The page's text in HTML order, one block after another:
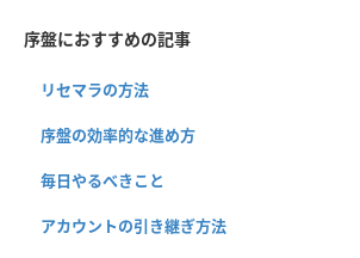
序盤におすすめの記事
リセマラの方法
序盤の効率的な進め方
毎日やるべきこと
アカウントの引き継ぎ方法